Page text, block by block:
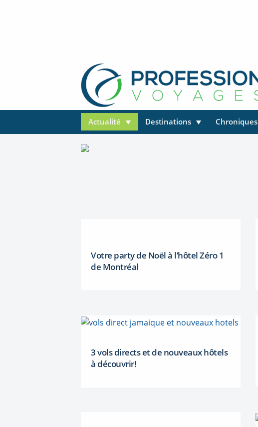
Actualité Destinations Chroniques
Votre party de Noël à l’hôtel Zéro 1
de Montréal
3 vols directs et de nouveaux hôtels
à découvrir!